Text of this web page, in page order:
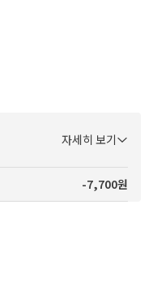
자세히 보기
-7,700원